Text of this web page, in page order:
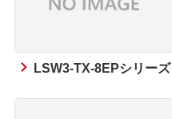
LSW3-TX-8EPシリーズ